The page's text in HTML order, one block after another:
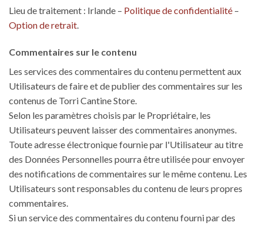
Lieu de traitement : Irlande – Politique de confidentialité –
Option de retrait.
Commentaires sur le contenu
Les services des commentaires du contenu permettent aux
Utilisateurs de faire et de publier des commentaires sur les
contenus de Torri Cantine Store.
Selon les paramètres choisis par le Propriétaire, les
Utilisateurs peuvent laisser des commentaires anonymes.
Toute adresse électronique fournie par l'Utilisateur au titre
des Données Personnelles pourra être utilisée pour envoyer
des notifications de commentaires sur le même contenu. Les
Utilisateurs sont responsables du contenu de leurs propres
commentaires.
Si un service des commentaires du contenu fourni par des